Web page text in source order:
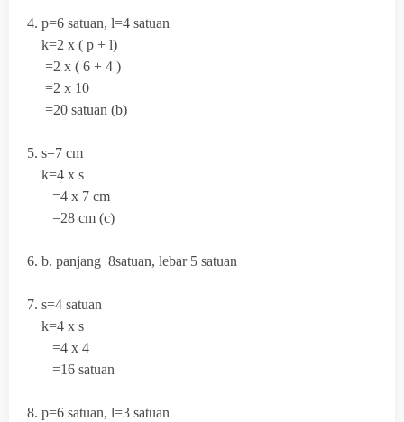
4. p=6 satuan, l=4 satuan
k=2 x ( p + l)
=2 x ( 6 + 4 )
=2 x 10
=20 satuan (b)
5. s=7 cm
k=4 x s
=4 x 7 cm
=28 cm (c)
6. b. panjang 8satuan, lebar 5 satuan
7. s=4 satuan
k=4 x s
=4 x 4
=16 satuan
8. p=6 satuan, l=3 satuan